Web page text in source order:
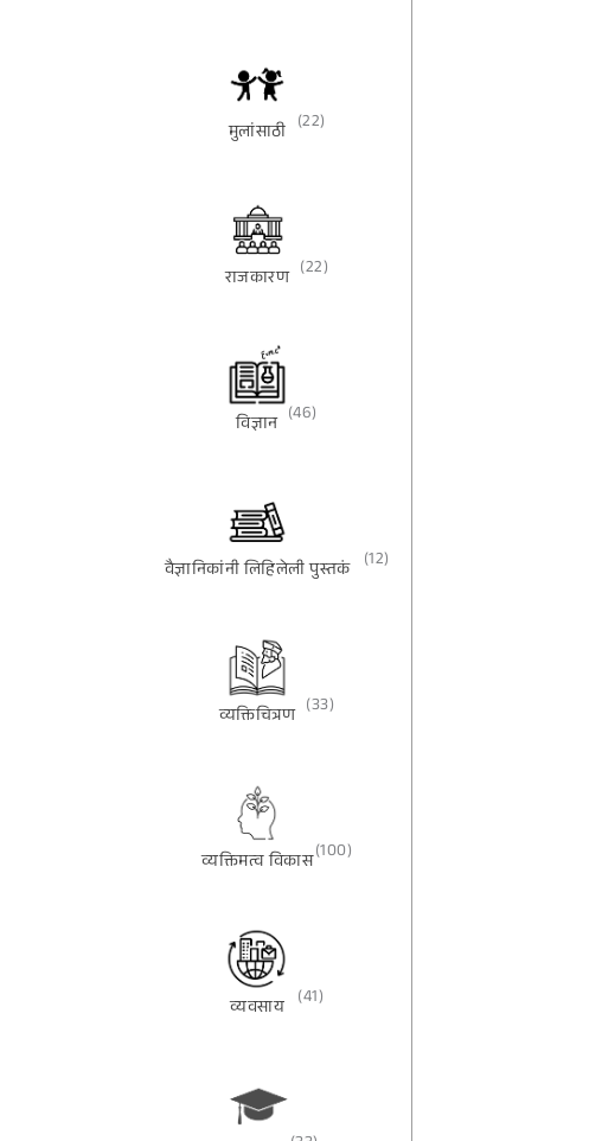
मुलांसाठी (22)
राजकारण (22)
विज्ञान (46)
वैज्ञानिकांनी लिहिलेली पुस्तकं (12)
व्यक्तिचित्रण (33)
व्यक्तिमत्व विकास(100)
व्यवसाय (41)